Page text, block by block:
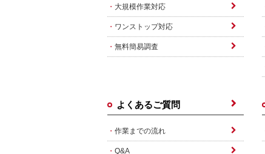
大規模作業対応
ワンストップ対応
無料簡易調査
よくあるご質問
作業までの流れ
Q&A